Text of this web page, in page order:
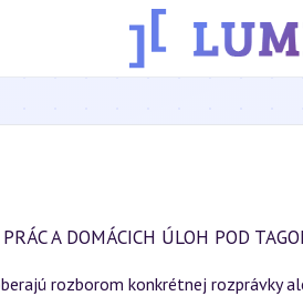
A DOMÁCICH ÚLOH POD
rozborom konkrétnej